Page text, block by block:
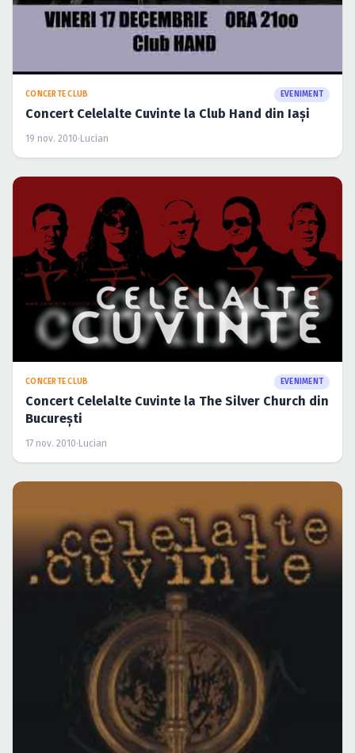
CONCERTE CLUB EVENIMENT
Concert Celelalte Cuvinte la Club Hand din Iaşi
19 nov. 2010· Lucian
CONCERTE CLUB EVENIMENT
Concert Celelalte Cuvinte la The Silver Church din
Bucureşti
17 nov. 2010·Lucian